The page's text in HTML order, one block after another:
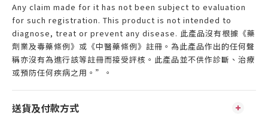
Any claim made for it has not been subject to evaluation
for such registration. This product is not intended to
diagnose, treat or prevent any disease. 此產品沒有根據《藥
劑業及毒藥條例》或《中醫藥條例》註冊。為此產品作出的任何聲
稱亦沒有為進行該等註冊而接受評核。此產品並不供作診斷、治療
或預防任何疾病之用。”。
送貨及付款方式